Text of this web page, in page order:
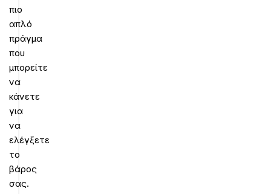
πιο
απλό
πράγμα
που
μπορείτε
να
κάνετε
για
να
ελέγξετε
το
βάρος
σας.